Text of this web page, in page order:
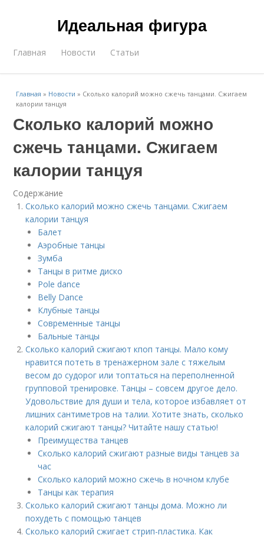
Идеальная фигура
Главная Новости Статьи
Главная » Новости » Сколько калорий можно сжечь танцами. Сжигаем
калории танцуя
Сколько калорий можно
сжечь танцами. Сжигаем
калории танцуя
Содержание
Сколько калорий можно сжечь танцами. Сжигаем
калории танцуя
Балет
Аэробные танцы
Зумба
Танцы в ритме диско
Pole dance
Belly Dance
Клубные танцы
Современные танцы
Бальные танцы
Сколько калорий сжигают кпоп танцы. Мало кому
нравится потеть в тренажерном зале с тяжелым
весом до судорог или топтаться на переполненной
групповой тренировке. Танцы – совсем другое дело.
Удовольствие для души и тела, которое избавляет от
лишних сантиметров на талии. Хотите знать, сколько
калорий сжигают танцы? Читайте нашу статью!
Преимущества танцев
Сколько калорий сжигают разные виды танцев за
час
Сколько калорий можно сжечь в ночном клубе
Танцы как терапия
Сколько калорий сжигают танцы дома. Можно ли
похудеть с помощью танцев
Сколько калорий сжигает стрип-пластика. Как